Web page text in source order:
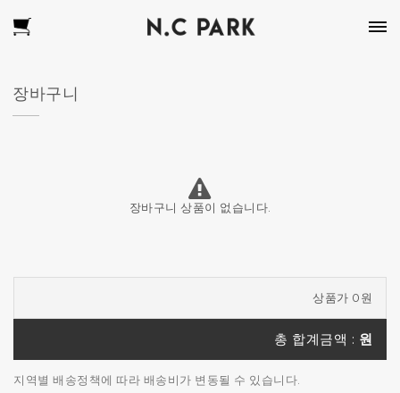
장바구니
장바구니 상품이 없습니다.
상품가 0원
총 합계금액 : 원
지역별 배송정책에 따라 배송비가 변동될 수 있습니다.